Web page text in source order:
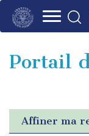
Aller
principale
Portail
Affiner ma
Panneau de